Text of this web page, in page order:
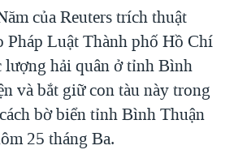
MẠI CỦA MỸ: QUÁ KHỨ VÀ HIỆN
2024
TẠI DẢI GAZA
& CON ĐƯỜNG
GIỚI
của Reuters trích thuật
Pháp Luật Thành phố Hồ Chí
hải quân ở tỉnh Bình
và bắt giữ con tàu này trong
bờ biển tỉnh Bình Thuận
25 tháng Ba.